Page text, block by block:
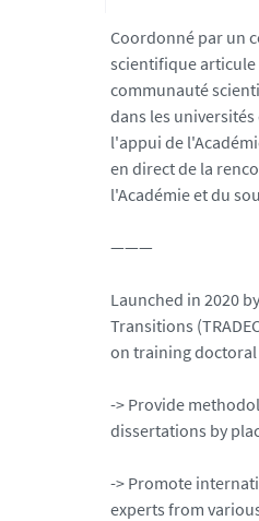
s
/
p
h
o
t
o
s
-
m
i
a
i
e
-
Coordonné par un
scientifique
communauté
dans les
l'appui de
en direct de la
l'Académie et du
———
Launched in 2020
Transitions
on training
-> Provide
dissertations by
-> Promote
experts from